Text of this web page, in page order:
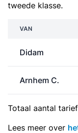
tweede klasse.
VAN
Didam
Arnhem C.
Totaal aantal
Lees meer over